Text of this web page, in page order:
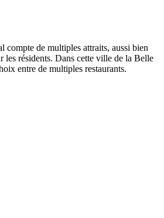
compte de multiples attraits, aussi bien
les résidents. Dans cette ville de la Belle
entre de multiples restaurants.